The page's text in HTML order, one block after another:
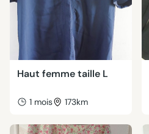
Haut femme taille L
1 mois 173km